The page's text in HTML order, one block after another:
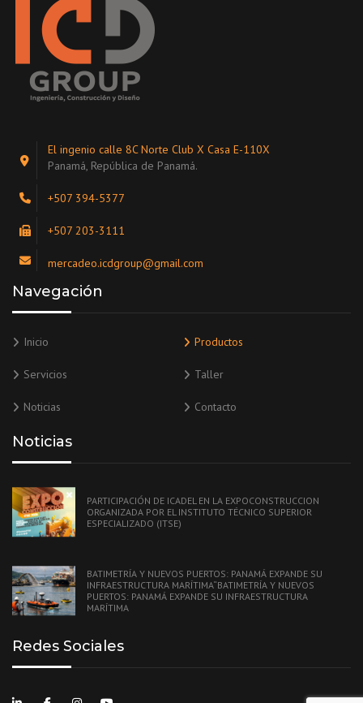
El ingenio calle 8C Norte Club X Casa E-110X
Panamá, República de Panamá.
+507 394-5377
+507 203-3111
mercadeo.icdgroup@gmail.com
Navegación
Inicio Productos
Servicios Taller
Noticias Contacto
Noticias
PARTICIPACIÓN DE ICADEL EN LA EXPOCONSTRUCCION
ORGANIZADA POR EL INSTITUTO TÉCNICO SUPERIOR
ESPECIALIZADO (ITSE)
BATIMETRÍA Y NUEVOS PUERTOS: PANAMÁ EXPANDE SU
INFRAESTRUCTURA MARÍTIMA“BATIMETRÍA Y NUEVOS
PUERTOS: PANAMÁ EXPANDE SU INFRAESTRUCTURA
MARÍTIMA
Redes Sociales